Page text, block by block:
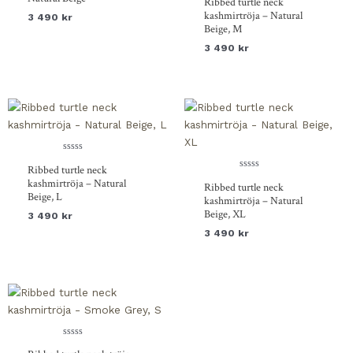
3 490 kr
5
kashmirtröja – Natural
Beige, M
3 490 kr
0
5
Ribbed turtle neck
kashmirtröja – Natural
Beige, L
3 490 kr
0
5
Ribbed turtle neck
kashmirtröja – Natural
Beige, XL
3 490 kr